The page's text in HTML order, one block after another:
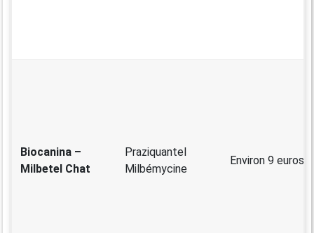
Biocanina –
Milbetel Chat
Praziquantel
Milbémycine
Environ 9 euros